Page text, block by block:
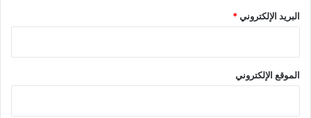
البريد الإلكتروني*
الموقع الإلكتروني